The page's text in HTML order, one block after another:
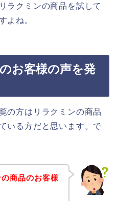
ラクミンの商品を試して
よね。
お客様の声を発
の方はリラクミンの商品
いる方だと思います。で
商品のお客様